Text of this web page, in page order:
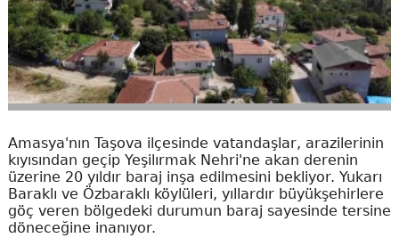
Amasya'nın Taşova ilçesinde vatandaşlar, arazilerinin
kıyısından geçip Yeşilırmak Nehri'ne akan derenin
üzerine 20 yıldır baraj inşa edilmesini bekliyor. Yukarı
Baraklı ve Özbaraklı köylüleri, yıllardır büyükşehirlere
göç veren bölgedeki durumun baraj sayesinde tersine
döneceğine inanıyor.